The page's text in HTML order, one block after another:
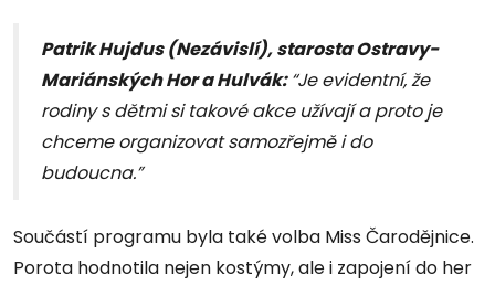
Patrik Hujdus (Nezávislí), starosta Ostravy-
Mariánských Hor a Hulvák:“Je evidentní, že
rodiny s dětmi si takové akce užívají a proto je
chceme organizovat samozřejmě i do
budoucna.”
Součástí programu byla také volba Miss Čarodějnice.
Porota hodnotila nejen kostýmy, ale i zapojení do her